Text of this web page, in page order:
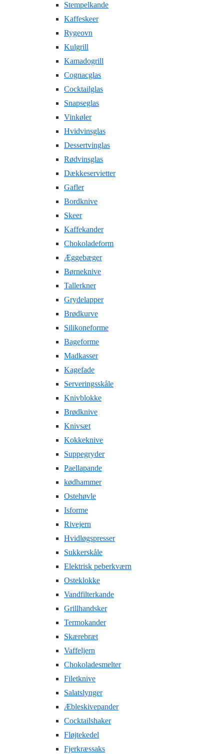
Stempelkande
Kaffeskeer
Rygeovn
Kulgrill
Kamadogrill
Cognacglas
Cocktailglas
Snapseglas
Vinkøler
Hvidvinsglas
Dessertvinglas
Rødvinsglas
Dækkeservietter
Gafler
Bordknive
Skeer
Kaffekander
Chokoladeform
Æggebæger
Børneknive
Tallerkner
Grydelapper
Brødkurve
Silikoneforme
Bageforme
Madkasser
Kagefade
Serveringsskåle
Knivblokke
Brødknive
Knivsæt
Kokkeknive
Suppegryder
Paellapande
kødhammer
Ostehøvle
Isforme
Rivejern
Hvidløgspresser
Sukkerskåle
Elektrisk peberkværn
Osteklokke
Vandfilterkande
Grillhandsker
Termokander
Skærebræt
Vaffeljern
Chokoladesmelter
Filetknive
Salatslynger
Æbleskivepander
Cocktailshaker
Fløjtekedel
Fjerkræssaks